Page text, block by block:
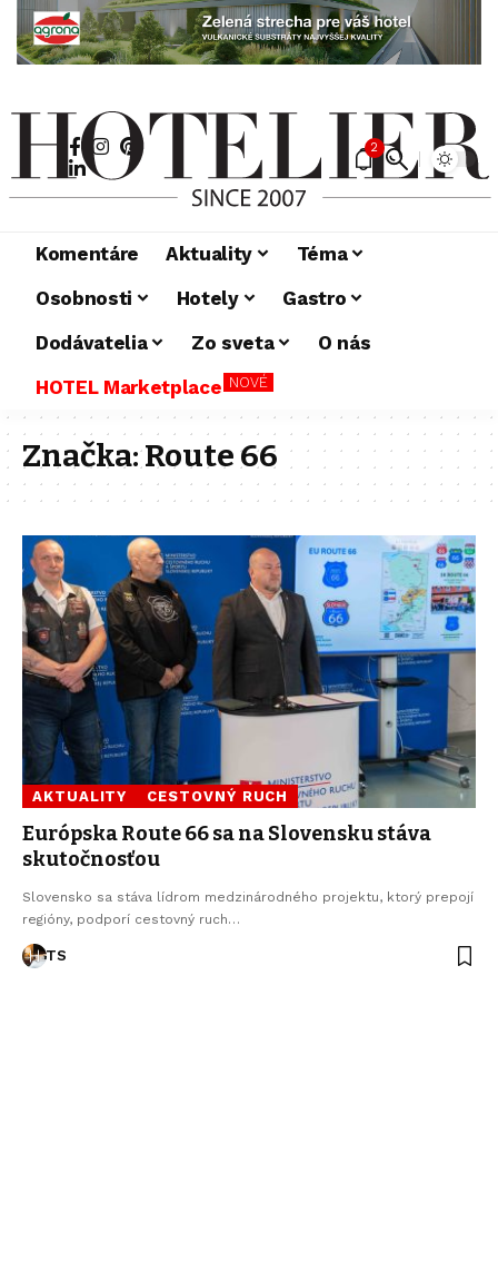
2
Komentáre Aktuality
Téma
Osobnosti
Hotely
Gastro
Dodávatelia
Zo sveta
O nás
HOTEL Marketplace NOVÉ
Značka:Route 66
AKTUALITY CESTOVNÝ RUCH
Európska Route 66 sa na Slovensku stáva
skutočnosťou
Slovensko sa stáva lídrom medzinárodného projektu, ktorý prepojí
regióny, podporí cestovný ruch…
TS